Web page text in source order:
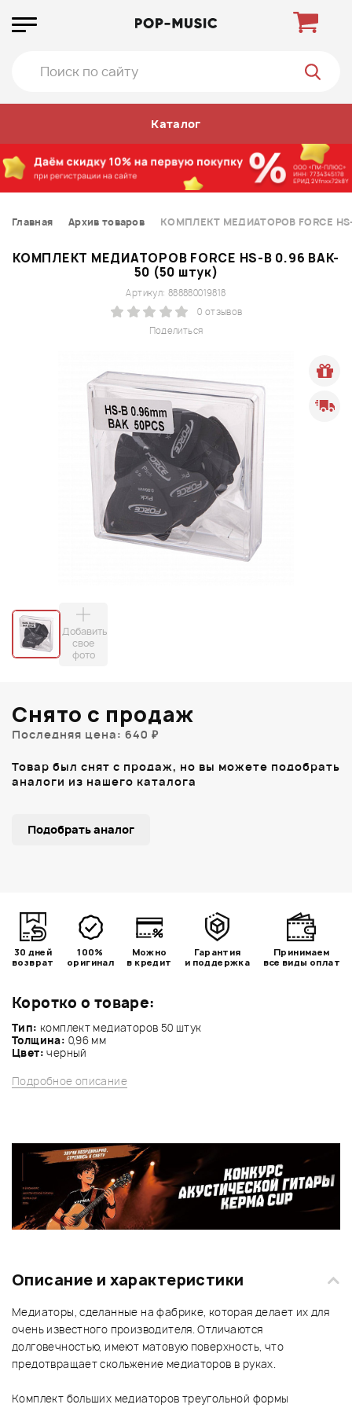
Каталог
Главная Архив товаров КОМПЛЕКТ МЕДИАТОРОВ FORCE HS-
КОМПЛЕКТ МЕДИАТОРОВ FORCE HS-B 0.96 BAK-
50 (50 штук)
Поделиться
Артикул: 888880019818
0 отзывов
Добавить
свое
фото
Коротко о товаре:
Тип: комплект медиаторов 50 штук
Толщина: 0,96 мм
Цвет:черный
Подробное описание
Снято с продаж
Последняя цена: 640 ₽
Товар был снят с продаж, но вы можете подобрать
аналоги из нашего каталога
Подобрать аналог
30 дней
возврат
100%
оригинал
Можно
в кредит
Гарантия
и поддержка
Принимаем
все виды оплат
Описание и характеристики
Медиаторы, сделанные на фабрике, которая делает их для
очень известного производителя. Отличаются
долговечностью, имеют матовую поверхность, что
предотвращает скольжение медиаторов в руках.
Комплект больших медиаторов треугольной формы